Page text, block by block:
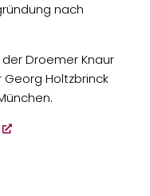
nach
Droemer Knaur
Holtzbrinck